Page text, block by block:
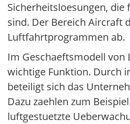
Sicherheitsloesungen,
sind. Der Bereich Aircraft
Luftfahrtprogrammen ab.
Im Geschaeftsmodell
wichtige Funktion. Durch
beteiligt sich das
Dazu zaehlen zum
luftgestuetzte